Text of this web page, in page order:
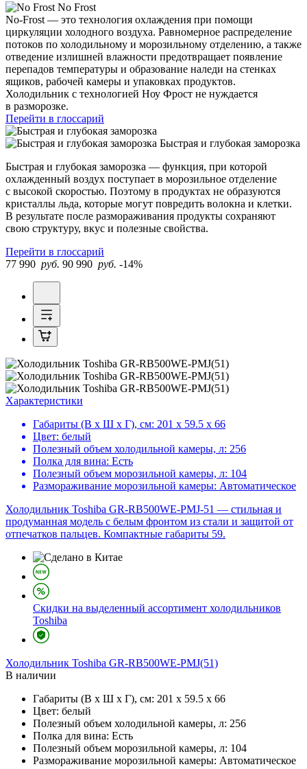
No Frost
No-Frost — это технология охлаждения при помощи
циркуляции холодного воздуха. Равномерное распределение
потоков по холодильному и морозильному отделению, а также
отведение излишней влажности предотвращает появление
перепадов температуры и образование наледи на стенках
ящиков, рабочей камеры и упаковках продуктов.
Холодильник с технологией Ноу Фрост не нуждается
в разморозке.
Перейти в глоссарий
Быстрая и глубокая заморозка
Быстрая и глубокая заморозка — функция, при которой
охлажденный воздух поступает в морозильное отделение
с высокой скоростью. Поэтому в продуктах не образуются
кристаллы льда, которые могут повредить волокна и клетки.
В результате после размораживания продукты сохраняют
свою структуру, вкус и полезные свойства.
Перейти в глоссарий
77 990 руб. 90 990 руб. -14%
Характеристики
Габариты (В х Ш х Г), см: 201 х 59.5 х 66
Цвет: белый
Полезный объем холодильной камеры, л: 256
Полка для вина: Есть
Полезный объем морозильной камеры, л: 104
Размораживание морозильной камеры: Автоматическое
Холодильник Toshiba GR-RB500WE-PMJ-51 — стильная и
продуманная модель с белым фронтом из стали и защитой от
отпечатков пальцев. Компактные габариты 59.
Скидки на выделенный ассортимент холодильников
Toshiba
Холодильник Toshiba GR-RB500WE-PMJ(51)
В наличии
Габариты (В х Ш х Г), см: 201 х 59.5 х 66
Цвет: белый
Полезный объем холодильной камеры, л: 256
Полка для вина: Есть
Полезный объем морозильной камеры, л: 104
Размораживание морозильной камеры: Автоматическое